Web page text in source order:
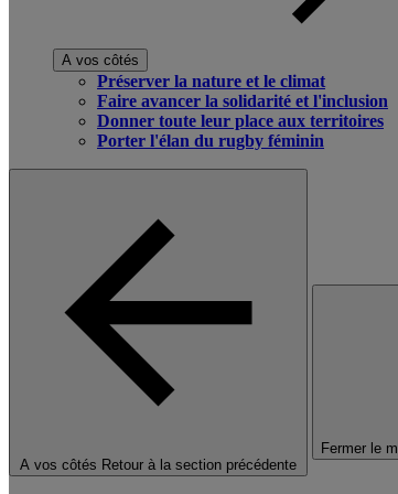
A vos côtés
Préserver la nature et le climat
Faire avancer la solidarité et l'inclusion
Donner toute leur place aux territoires
Porter l'élan du rugby féminin
A vos côtés Retour à la section précédente
Fermer le